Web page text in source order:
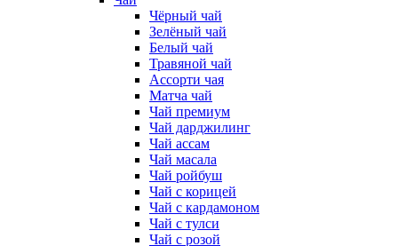
Чёрный чай
Зелёный чай
Белый чай
Травяной чай
Ассорти чая
Матча чай
Чай премиум
Чай дарджилинг
Чай ассам
Чай масала
Чай ройбуш
Чай с корицей
Чай с кардамоном
Чай с тулси
Чай с розой